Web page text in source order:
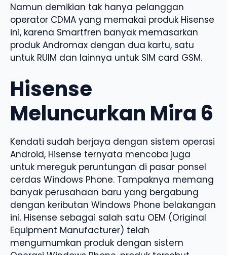
Namun demikian tak hanya pelanggan
operator CDMA yang memakai produk Hisense
ini, karena Smartfren banyak memasarkan
produk Andromax dengan dua kartu, satu
untuk RUIM dan lainnya untuk SIM card GSM.
Hisense
Meluncurkan Mira 6
Kendati sudah berjaya dengan sistem operasi
Android, Hisense ternyata mencoba juga
untuk mereguk peruntungan di pasar ponsel
cerdas Windows Phone. Tampaknya memang
banyak perusahaan baru yang bergabung
dengan keributan Windows Phone belakangan
ini. Hisense sebagai salah satu OEM (Original
Equipment Manufacturer) telah
mengumumkan produk dengan sistem